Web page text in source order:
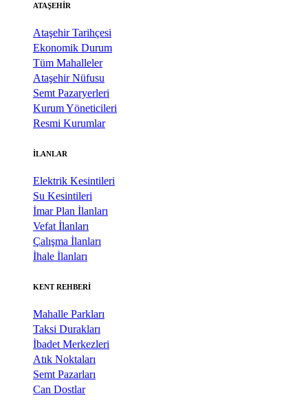
ATAŞEHİR
Ataşehir Tarihçesi
Ekonomik Durum
Tüm Mahalleler
Ataşehir Nüfusu
Semt Pazaryerleri
Kurum Yöneticileri
Resmi Kurumlar
İLANLAR
Elektrik Kesintileri
Su Kesintileri
İmar Plan İlanları
Vefat İlanları
Çalışma İlanları
İhale İlanları
KENT REHBERİ
Mahalle Parkları
Taksi Durakları
İbadet Merkezleri
Atık Noktaları
Semt Pazarları
Can Dostlar